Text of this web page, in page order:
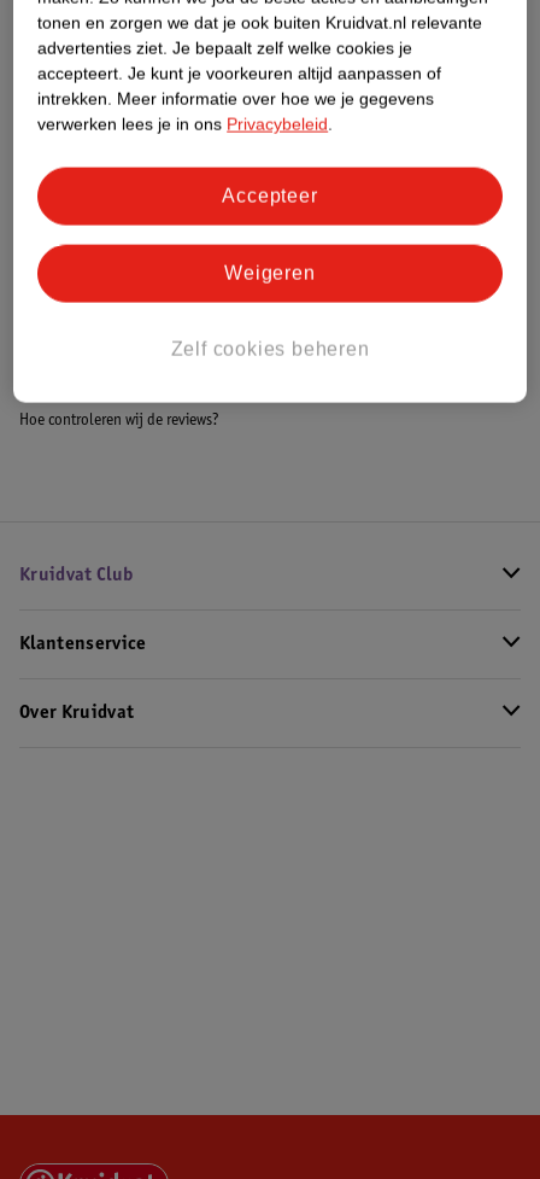
Nature Impact Score
Dit product heeft (nog) geen Nature
Impact Score.
Meer informatie
Bestel & Bezorginformatie
Bekijk ook
Identity Games Alle Kaartspellen
Hoe controleren wij de reviews?
Kruidvat Club
Klantenservice
Over Kruidvat
tonen en zorgen we dat je ook buiten Kruidvat.nl relevante
advertenties ziet. Je bepaalt zelf welke cookies je
accepteert. Je kunt je voorkeuren altijd aanpassen of
intrekken. Meer informatie over hoe we je gegevens
verwerken lees je in ons Privacybeleid.
Zelf cookies beheren
Weigeren
Accepteer